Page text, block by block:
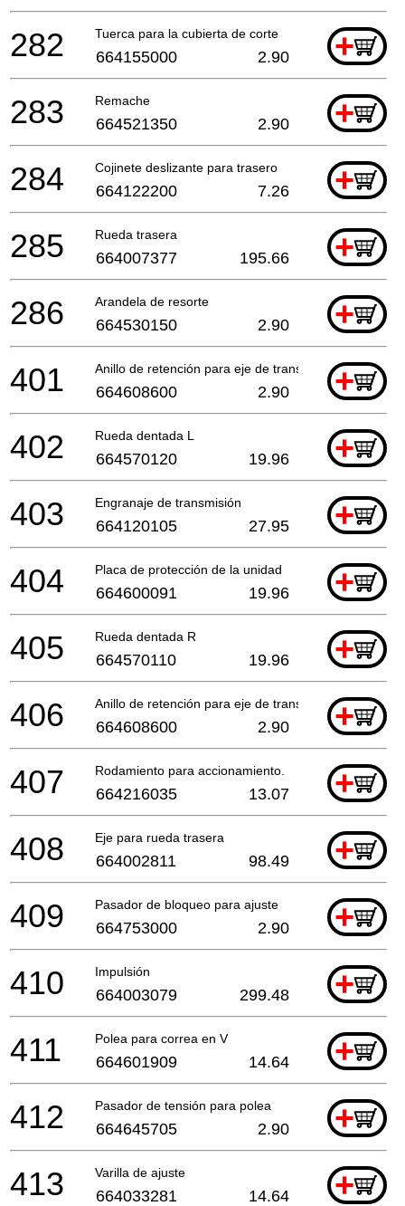
Tuerca para la cubierta de corte +
282 664155000 2.90
Remache +
283 664521350 2.90
Cojinete deslizante para trasero +
284 664122200 7.26
Rueda trasera +
285 664007377 195.66
Arandela de resorte +
286 664530150 2.90
Anillo de retención para eje de transmisión+
401 664608600 2.90
Rueda dentada L +
402 664570120 19.96
Engranaje de transmisión +
403 664120105 27.95
Placa de protección de la unidad +
404 664600091 19.96
Rueda dentada R +
405 664570110 19.96
Anillo de retención para eje de transmisión+
406 664608600 2.90
Rodamiento para accionamiento. +
407 664216035 13.07
Eje para rueda trasera +
408 664002811 98.49
Pasador de bloqueo para ajuste +
409 664753000 2.90
Impulsión +
410 664003079 299.48
Polea para correa en V +
411 664601909 14.64
Pasador de tensión para polea +
412 664645705 2.90
Varilla de ajuste +
413 664033281 14.64